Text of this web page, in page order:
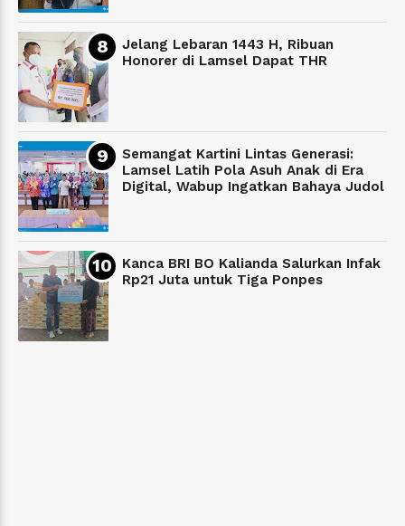
Jelang Lebaran 1443 H, Ribuan
Honorer di Lamsel Dapat THR
Semangat Kartini Lintas Generasi:
Lamsel Latih Pola Asuh Anak di Era
Digital, Wabup Ingatkan Bahaya Judol
Kanca BRI BO Kalianda Salurkan Infak
Rp21 Juta untuk Tiga Ponpes